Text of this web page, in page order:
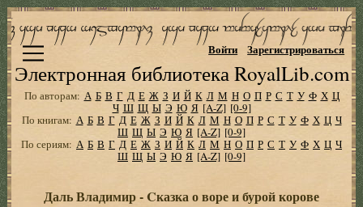
Электронная библиотека RoyalLib.com
Войти Зарегистрироваться
По авторам: А Б В Г Д Е Ж З И Й К Л М Н О П Р С Т У Ф Х Ц
Ч Ш Щ Ы Э Ю Я [A-Z] [0-9]
По книгам: А Б В Г Д Е Ж З И Й К Л М Н О П Р С Т У Ф Х Ц Ч
Ш Щ Ы Э Ю Я [A-Z] [0-9]
По сериям: А Б В Г Д Е Ж З И Й К Л М Н О П Р С Т У Ф Х Ц Ч
Ш Щ Ы Э Ю Я [A-Z] [0-9]
Даль Владимир - Cказка о воре и бурой корове